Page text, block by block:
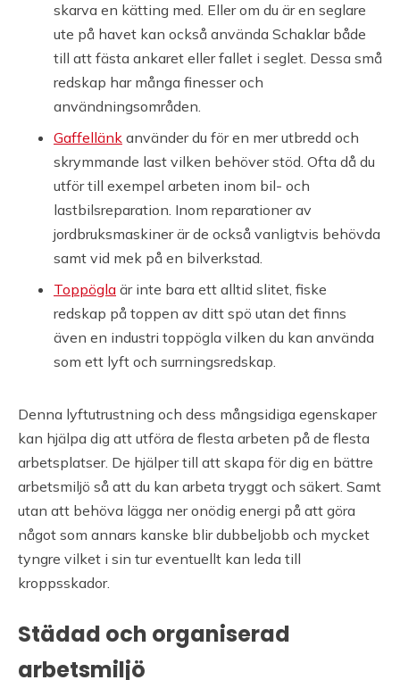
skarva en kätting med. Eller om du är en seglare
ute på havet kan också använda Schaklar både
till att fästa ankaret eller fallet i seglet. Dessa små
redskap har många finesser och
användningsområden.
Gaffellänk använder du för en mer utbredd och
skrymmande last vilken behöver stöd. Ofta då du
utför till exempel arbeten inom bil- och
lastbilsreparation. Inom reparationer av
jordbruksmaskiner är de också vanligtvis behövda
samt vid mek på en bilverkstad.
Toppögla är inte bara ett alltid slitet, fiske
redskap på toppen av ditt spö utan det finns
även en industri toppögla vilken du kan använda
som ett lyft och surrningsredskap.
Denna lyftutrustning och dess mångsidiga egenskaper
kan hjälpa dig att utföra de flesta arbeten på de flesta
arbetsplatser. De hjälper till att skapa för dig en bättre
arbetsmiljö så att du kan arbeta tryggt och säkert. Samt
utan att behöva lägga ner onödig energi på att göra
något som annars kanske blir dubbeljobb och mycket
tyngre vilket i sin tur eventuellt kan leda till
kroppsskador.
Städad och organiserad
arbetsmiljö